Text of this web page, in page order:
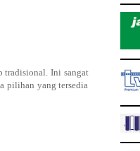
tradisional. Ini sangat
pilihan yang tersedia